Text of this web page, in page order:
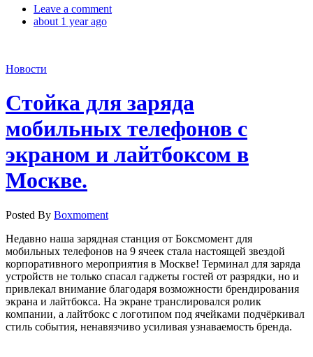
Leave a comment
about 1 year ago
Новости
Стойка для заряда
мобильных телефонов с
экраном и лайтбоксом в
Москве.
Posted By Boxmoment
Недавно наша зарядная станция от Боксмомент для
мобильных телефонов на 9 ячеек стала настоящей звездой
корпоративного мероприятия в Москве! Терминал для заряда
устройств не только спасал гаджеты гостей от разрядки, но и
привлекал внимание благодаря возможности брендирования
экрана и лайтбокса. На экране транслировался ролик
компании, а лайтбокс с логотипом под ячейками подчёркивал
стиль события, ненавязчиво усиливая узнаваемость бренда.